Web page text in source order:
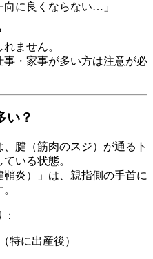
向に良くならない…」
ません。
・家事が多い方は注意が必
い？
腱（筋肉のスジ）が通るト
いる状態。
炎）」は、親指側の手首に
特に出産後）